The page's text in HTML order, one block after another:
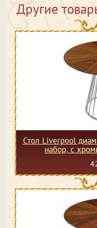
Другие
Стол Liverpool
набор, с